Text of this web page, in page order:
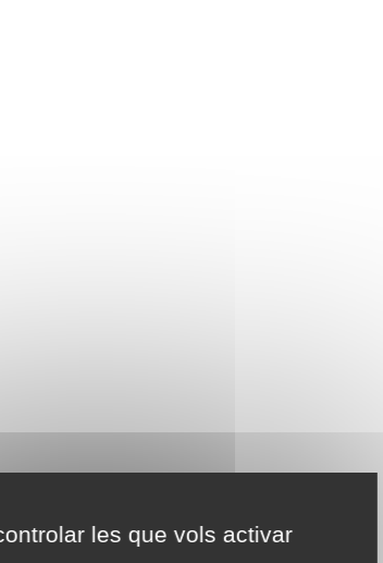
les que vols activar